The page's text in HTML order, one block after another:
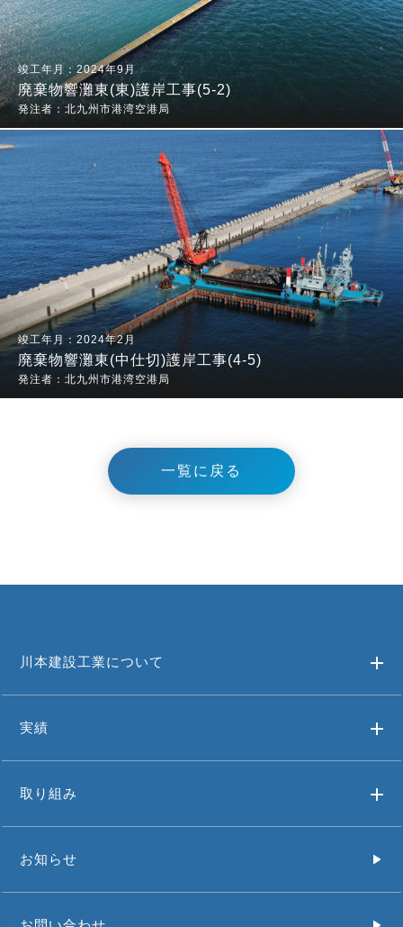
2024年9月
廃棄物響灘東(東)護岸工事(5-2)
北九州市港湾空港局
2024年2月
廃棄物響灘東(中仕切)護岸工事(4-5)
北九州市港湾空港局
一覧に戻る
川本建設工業について
実績
取り組み
お知らせ